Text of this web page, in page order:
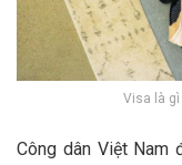
Visa là
Công dân Việt